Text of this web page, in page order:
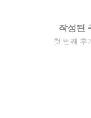
작성된
첫 번째 후